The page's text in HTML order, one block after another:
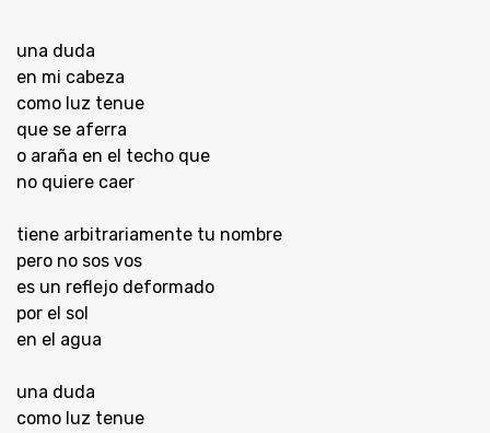
una duda
en mi cabeza
como luz tenue
que se aferra
o araña en el techo que
no quiere caer
tiene arbitrariamente tu nombre
pero no sos vos
es un reflejo deformado
por el sol
en el agua
una duda
como luz tenue